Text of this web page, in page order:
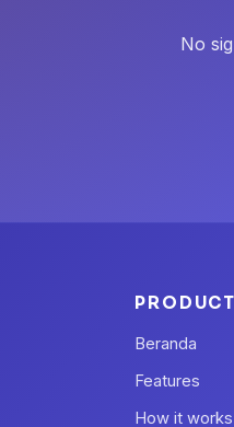
No
PRODUCT
Beranda
Features
How it works